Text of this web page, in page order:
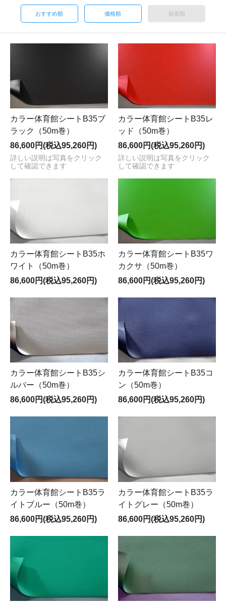
おすすめ順 価格順 新着順
カラー体育館シートB35ブ
ラック（50m巻）
86,600円(税込95,260円)
詳しい説明は写真をクリック
して確認できます
カラー体育館シートB35レ
ッド（50m巻）
86,600円(税込95,260円)
詳しい説明は写真をクリック
して確認できます
カラー体育館シートB35ホ
ワイト（50m巻）
86,600円(税込95,260円)
カラー体育館シートB35ワ
カクサ（50m巻）
86,600円(税込95,260円)
カラー体育館シートB35シ
ルバー（50m巻）
86,600円(税込95,260円)
カラー体育館シートB35コ
ン（50m巻）
86,600円(税込95,260円)
カラー体育館シートB35ラ
イトブルー（50m巻）
86,600円(税込95,260円)
カラー体育館シートB35ラ
イトグレー（50m巻）
86,600円(税込95,260円)